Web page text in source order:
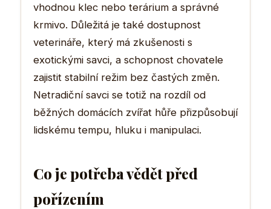
vhodnou klec nebo terárium a správné
krmivo. Důležitá je také dostupnost
veterináře, který má zkušenosti s
exotickými savci, a schopnost chovatele
zajistit stabilní režim bez častých změn.
Netradiční savci se totiž na rozdíl od
běžných domácích zvířat hůře přizpůsobují
lidskému tempu, hluku i manipulaci.
Co je potřeba vědět před
pořízením